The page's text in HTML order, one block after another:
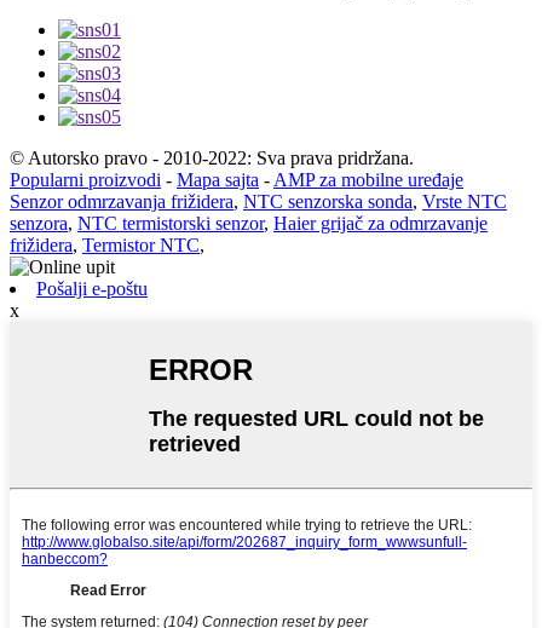
© Autorsko pravo - 2010-2022: Sva prava pridržana.
Popularni proizvodi - Mapa sajta - AMP za mobilne uređaje
Senzor odmrzavanja frižidera, NTC senzorska sonda, Vrste NTC
senzora, NTC termistorski senzor, Haier grijač za odmrzavanje
frižidera, Termistor NTC,
Pošalji e-poštu
x